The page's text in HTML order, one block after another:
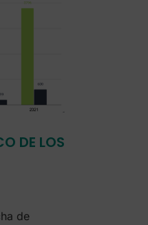
DE LOS
de